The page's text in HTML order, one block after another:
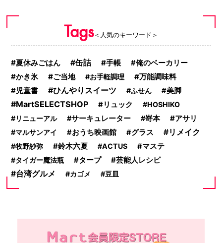
Tags＜人気のキーワード＞
夏休みごはん 缶詰 手帳
俺のベーカリー
かき氷
ご当地 お手軽調理 万能調味料
児童書 ひんやりスイーツ ふせん 美脚
MartSELECTSHOP リュック
HOSHIKO
リニューアル
サーキュレーター 嵜本 アサリ
マルサンアイ おうち映画館 グラス リメイク
牧野紗弥 鈴木六夏 ACTUS マステ
タイガー魔法瓶 タープ 芸能人レシピ
台湾グルメ カゴメ 豆皿